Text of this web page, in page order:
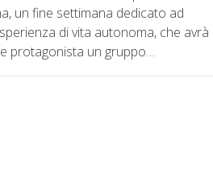
un fine settimana dedicato ad
di vita autonoma, che avrà
protagonista un gruppo…